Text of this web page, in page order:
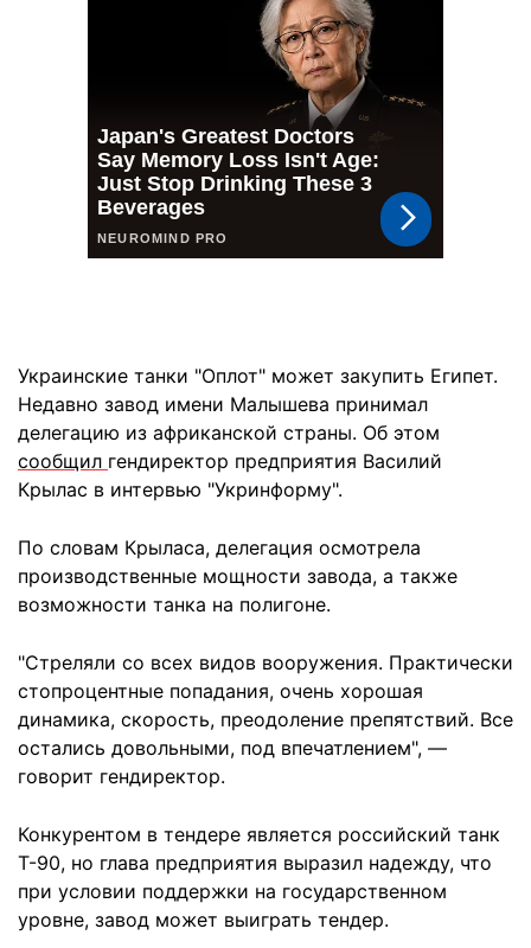
Украинские танки "Оплот" может закупить Египет.
Недавно завод имени Малышева принимал
делегацию из африканской страны. Об этом
сообщил гендиректор предприятия Василий
Крылас в интервью "Укринформу".
По словам Крыласа, делегация осмотрела
производственные мощности завода, а также
возможности танка на полигоне.
"Стреляли со всех видов вооружения. Практически
стопроцентные попадания, очень хорошая
динамика, скорость, преодоление препятствий. Все
остались довольными, под впечатлением", —
говорит гендиректор.
Конкурентом в тендере является российский танк
Т-90, но глава предприятия выразил надежду, что
при условии поддержки на государственном
уровне, завод может выиграть тендер.